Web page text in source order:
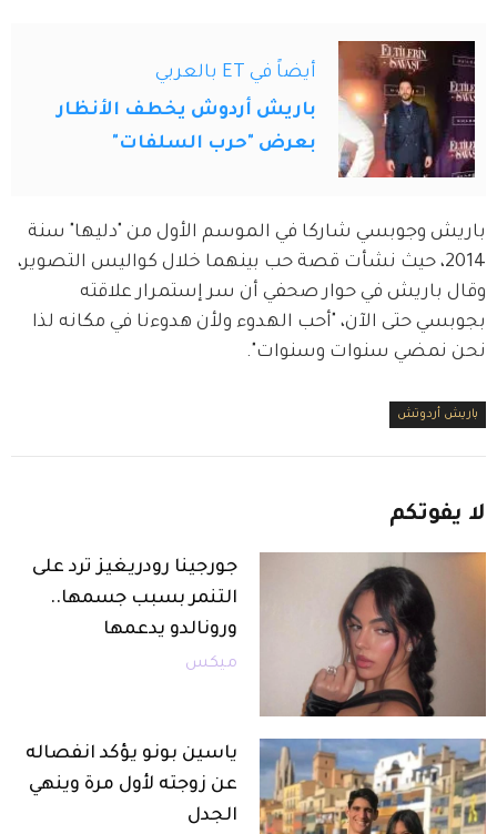
أيضاً في ET بالعربي
باريش أردوش يخطف الأنظار
بعرض "حرب السلفات"
باريش وجوبسي شاركا في الموسم الأول من "دليها" سنة
2014، حيث نشأت قصة حب بينهما خلال كواليس التصوير،
وقال باريش في حوار صحفي أن سر إستمرار علاقته
بجوبسي حتى الآن، "أحب الهدوء ولأن هدوءنا في مكانه لذا
نحن نمضي سنوات وسنوات".
باريش أردوتش
لا يفوتكم
جورجينا رودريغيز ترد على
التنمر بسبب جسمها..
ورونالدو يدعمها
ميكس
ياسين بونو يؤكد انفصاله
عن زوجته لأول مرة وينهي
الجدل